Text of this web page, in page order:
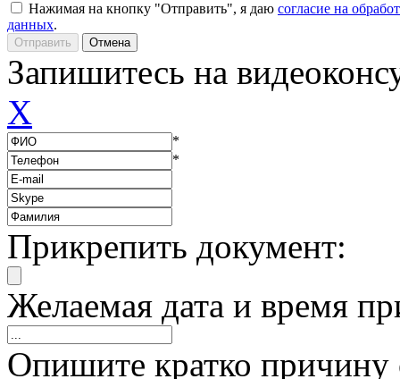
Нажимая на кнопку "Отправить", я даю согласие на
данных.
Запишитесь на
X
*
*
Прикрепить документ:
Желаемая дата и время
Опишите кратко